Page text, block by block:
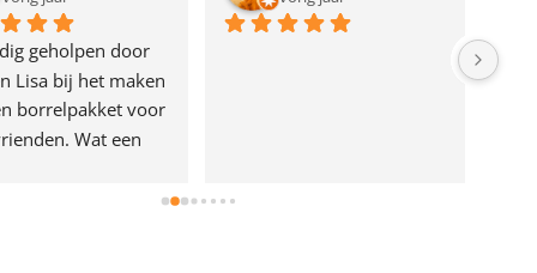
geholpen door
Lisa bij het maken
borrelpakket voor
Wat een